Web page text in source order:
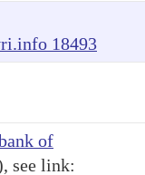
18493
of
see link: